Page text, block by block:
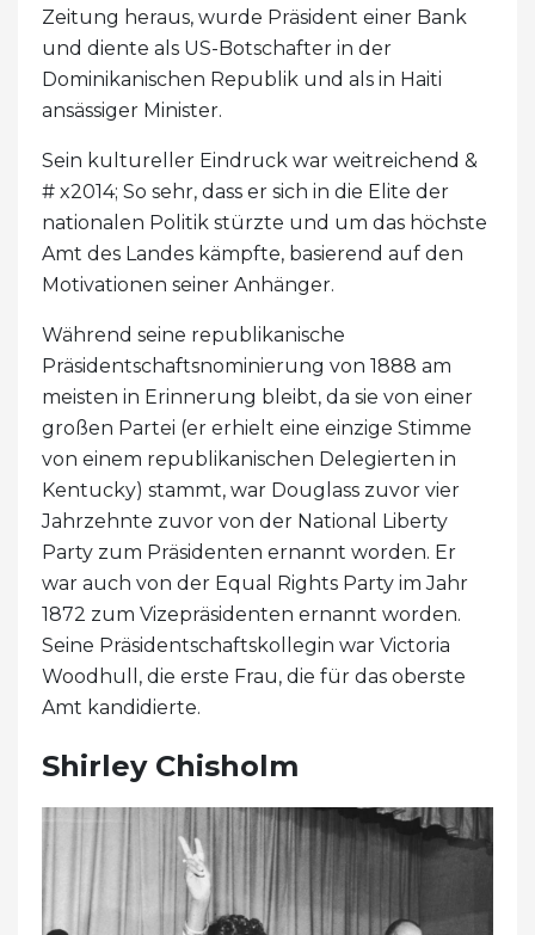
Zeitung heraus, wurde Präsident einer Bank
und diente als US-Botschafter in der
Dominikanischen Republik und als in Haiti
ansässiger Minister.
Sein kultureller Eindruck war weitreichend &
# x2014; So sehr, dass er sich in die Elite der
nationalen Politik stürzte und um das höchste
Amt des Landes kämpfte, basierend auf den
Motivationen seiner Anhänger.
Während seine republikanische
Präsidentschaftsnominierung von 1888 am
meisten in Erinnerung bleibt, da sie von einer
großen Partei (er erhielt eine einzige Stimme
von einem republikanischen Delegierten in
Kentucky) stammt, war Douglass zuvor vier
Jahrzehnte zuvor von der National Liberty
Party zum Präsidenten ernannt worden. Er
war auch von der Equal Rights Party im Jahr
1872 zum Vizepräsidenten ernannt worden.
Seine Präsidentschaftskollegin war Victoria
Woodhull, die erste Frau, die für das oberste
Amt kandidierte.
Shirley Chisholm